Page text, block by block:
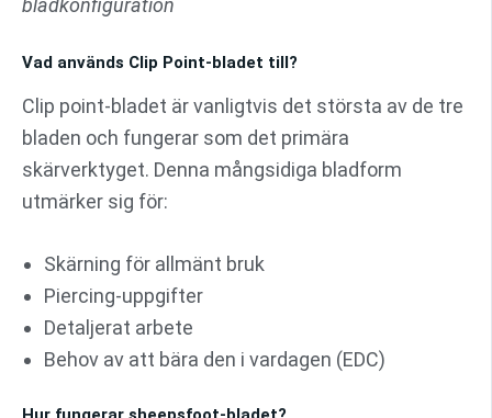
bladkonfiguration
Vad används Clip Point-bladet till?
Clip point-bladet är vanligtvis det största av de tre
bladen och fungerar som det primära
skärverktyget. Denna mångsidiga bladform
utmärker sig för:
Skärning för allmänt bruk
Piercing-uppgifter
Detaljerat arbete
Behov av att bära den i vardagen (EDC)